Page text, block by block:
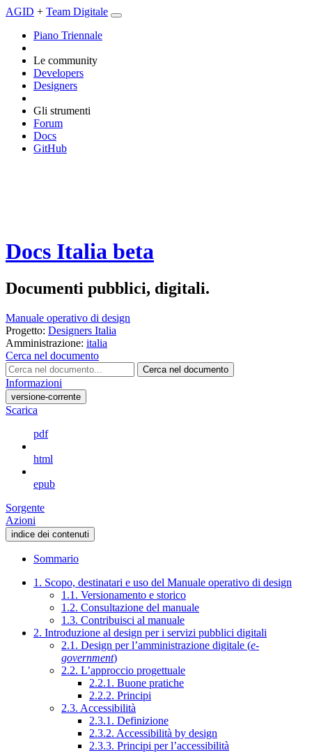
AGID + Team Digitale
Piano Triennale
Le community
Developers
Designers
Gli strumenti
Forum
Docs
GitHub
Docs Italia beta
Documenti pubblici, digitali.
Manuale operativo di design
Progetto: Designers Italia
Amministrazione: italia
Cerca nel documento
Cerca nel documento
Informazioni
versione-corrente
Scarica
pdf
html
epub
Sorgente
Azioni
indice dei contenuti
Sommario
1. Scopo, destinatari e uso del Manuale operativo di design
1.1. Versionamento e storico
1.2. Consultazione del manuale
1.3. Contribuisci al manuale
2. Introduzione al design per i servizi pubblici digitali
2.1. Design per l’amministrazione digitale (e-
government)
2.2. L’approccio progettuale
2.2.1. Buone pratiche
2.2.2. Principi
2.3. Accessibilità
2.3.1. Definizione
2.3.2. Accessibilità by design
2.3.3. Principi per l’accessibilità